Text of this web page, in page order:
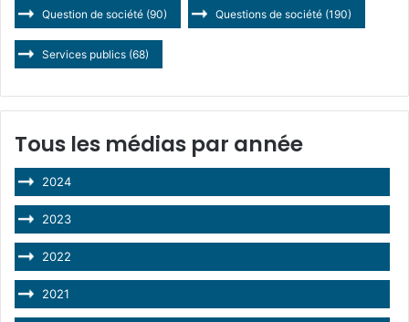
Question de société (90) Questions de société (190)
Services publics (68)
Tous les médias par année
2024
2023
2022
2021